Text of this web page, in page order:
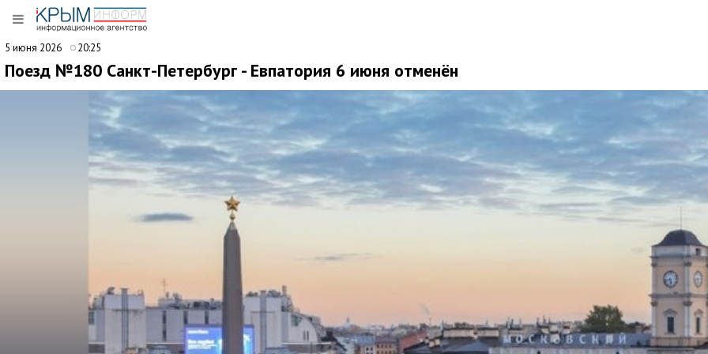
5 июня 2026 20:25
Поезд №180 Санкт-Петербург - Евпатория 6 июня отменён